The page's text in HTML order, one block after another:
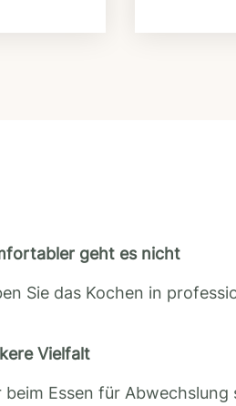
geht es nicht
Sie das Kochen in
Vielfalt
beim Essen für